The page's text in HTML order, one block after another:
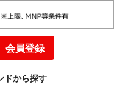
会員登録
ドから探す